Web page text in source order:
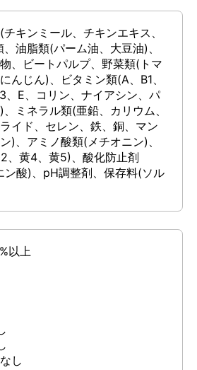
キンミール、チキンエキス、
油脂類(パーム油、大豆油)、
、ビートパルプ、野菜類(トマ
んじん)、ビタミン類(A、B1、
、E、コリン、ナイアシン、パ
ミネラル類(亜鉛、カリウム、
イド、セレン、鉄、銅、マン
)、アミノ酸類(メチオニン)、
、黄4、黄5)、酸化防止剤
ン酸)、pH調整剤、保存料(ソル
以上
し